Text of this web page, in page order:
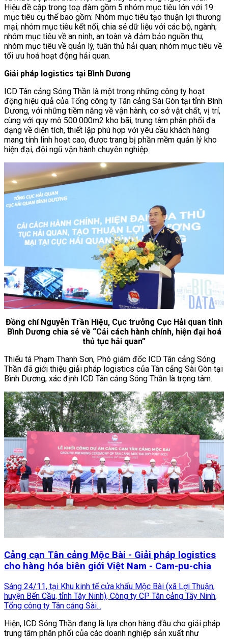
Hiệu đề cập trong toạ đàm gồm 5 nhóm mục tiêu lớn với 19
mục tiêu cụ thể bao gồm: Nhóm mục tiêu tạo thuận lợi thương
mại; nhóm mục tiêu kết nối, chia sẻ dữ liệu với các bộ, ngành;
nhóm mục tiêu về an ninh, an toàn và đảm bảo nguồn thu;
nhóm mục tiêu về quản lý, tuân thủ hải quan; nhóm mục tiêu về
tối ưu hoá hoạt động hải quan.
Giải pháp logistics tại Bình Dương
ICD Tân cảng Sóng Thần là một trong những công ty hoạt
động hiệu quả của Tổng công ty Tân cảng Sài Gòn tại tỉnh Bình
Dương, với những tiềm năng về vận hành, cơ sở vật chất, vị trí,
cùng với quy mô 500.000m2 kho bãi, trung tâm phân phối đa
dạng về diện tích, thiết lập phù hợp với yêu cầu khách hàng
mang tính linh hoạt cao, được trang bị phần mềm quản lý kho
hiện đại, đội ngũ vận hành chuyên nghiệp.
Đồng chí Nguyễn Trần Hiệu, Cục trưởng Cục Hải quan tỉnh
Bình Dương chia sẻ về “Cải cách hành chính, hiện đại hoá
thủ tục hải quan”
Thiếu tá Phạm Thanh Sơn, Phó giám đốc ICD Tân cảng Sóng
Thần đã giới thiệu giải pháp logistics của Tân cảng Sài Gòn tại
Bình Dương, xác định ICD Tân cảng Sóng Thần là trọng tâm.
Cảng cạn Tân cảng Mộc Bài - Giải pháp logistics
cho hàng hóa biên giới Việt Nam - Cam-pu-chia
Sáng 24/11, tại Khu kinh tế cửa khẩu Mộc Bài (xã Lợi Thuận,
huyện Bến Cầu, tỉnh Tây Ninh), Công ty CP Tân cảng Tây Ninh,
Tổng công ty Tân cảng Sài...
Hiện, ICD Sóng Thần đang là lựa chọn hàng đầu cho giải pháp
trung tâm phân phối của các doanh nghiệp sản xuất như